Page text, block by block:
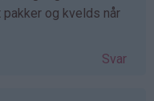
og kvelds når
Svar